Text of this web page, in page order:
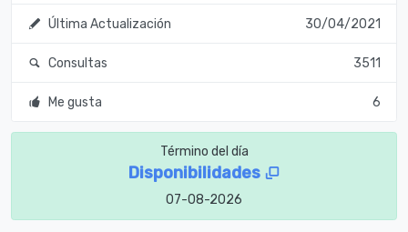
Última Actualización 30/04/2021
Consultas 3511
Me gusta 6
Término del día
Disponibilidades
07-08-2026